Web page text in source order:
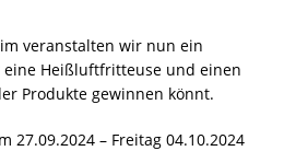
veranstalten wir nun ein
Heißluftfritteuse und einen
Produkte gewinnen könnt.
27.09.2024 – Freitag 04.10.2024